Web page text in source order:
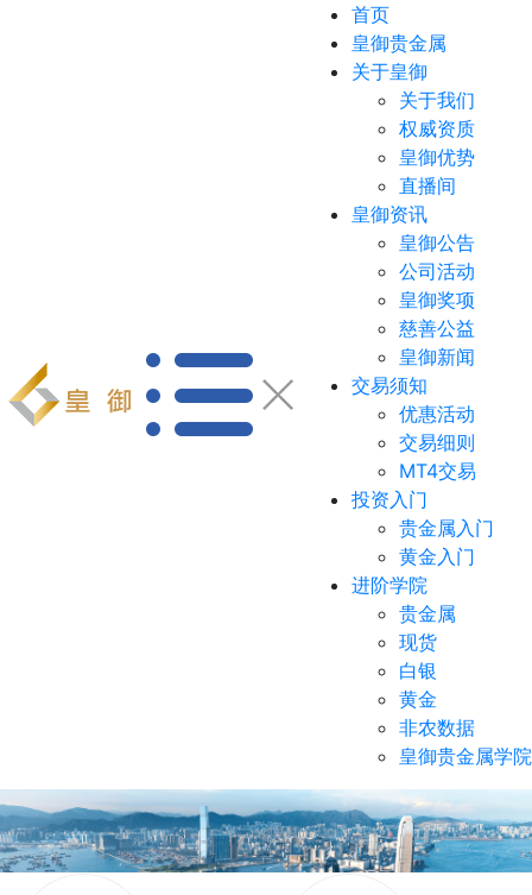
首页
皇御贵金属
关于皇御
关于我们
权威资质
皇御优势
直播间
皇御资讯
皇御公告
公司活动
皇御奖项
慈善公益
皇御新闻
交易须知
优惠活动
交易细则
MT4交易
投资入门
贵金属入门
黄金入门
进阶学院
贵金属
现货
白银
黄金
非农数据
皇御贵金属学院